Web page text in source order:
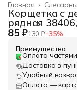
Главная ›
Корщетка с
рядная 38406,
85 ₽130 ₽−35%
Преимущества
Оплата
Доставка в
Удобный
Оплата —